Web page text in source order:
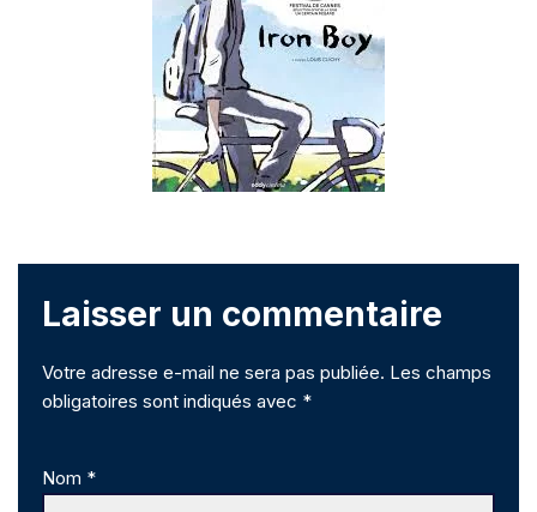
Laisser un commentaire
Votre adresse e-mail ne sera pas publiée. Les champs
obligatoires sont indiqués avec *
Nom *